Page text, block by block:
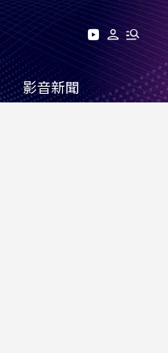
影音新聞